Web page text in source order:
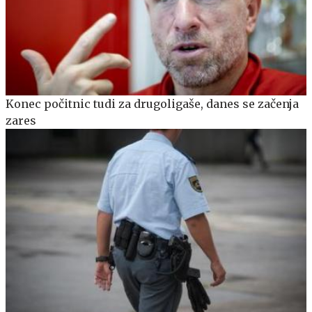
Konec počitnic tudi za drugoligaše, danes se začenja
zares